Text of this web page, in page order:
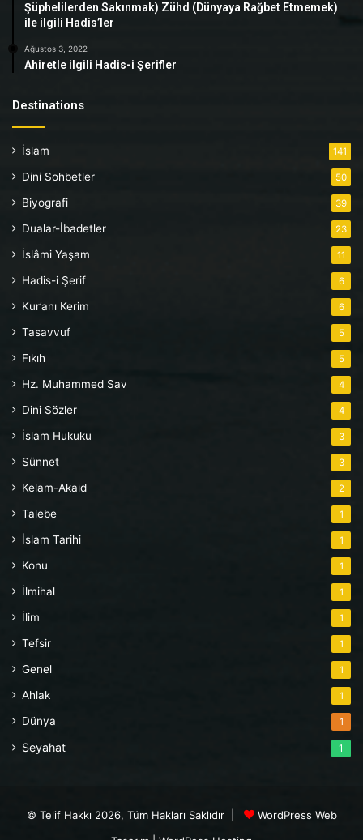
Şüphelilerden Sakınmak) Zühd (Dünyaya Rağbet Etmemek)
ile ilgili Hadis’ler
Ağustos 3, 2022
Ahiretle ilgili Hadis-i Şerifler
Destinations
İslam 141
Dini Sohbetler 50
Biyografi 39
Dualar-İbadetler 23
İslâmi Yaşam 11
Hadis-i Şerif 6
Kur’anı Kerim 6
Tasavvuf 5
Fıkıh 5
Hz. Muhammed Sav 4
Dini Sözler 4
İslam Hukuku 3
Sünnet 3
Kelam-Akaid 2
Talebe 1
İslam Tarihi 1
Konu 1
İlmihal 1
İlim 1
Tefsir 1
Genel 1
Ahlak 1
Dünya 1
Seyahat 1
© Telif Hakkı 2026, Tüm Hakları Saklıdır |
WordPress Web